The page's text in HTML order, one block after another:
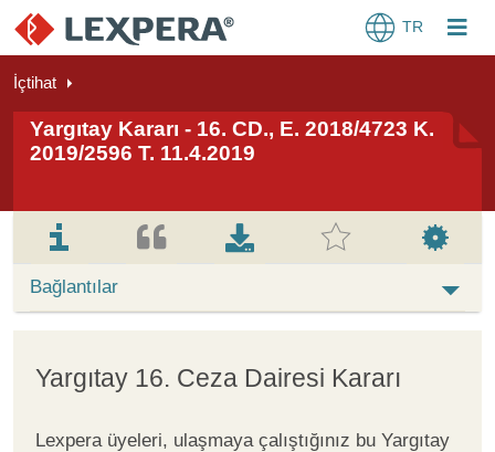
TR
İçtihat
Yargıtay Kararı - 16. CD., E. 2018/4723 K.
2019/2596 T. 11.4.2019
Bağlantılar
Yargıtay 16. Ceza Dairesi Kararı
Lexpera üyeleri, ulaşmaya çalıştığınız bu Yargıtay